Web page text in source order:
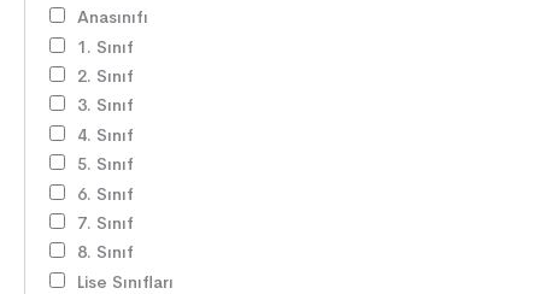
Anasınıfı
1. Sınıf
2. Sınıf
3. Sınıf
4. Sınıf
5. Sınıf
6. Sınıf
7. Sınıf
8. Sınıf
Lise Sınıfları